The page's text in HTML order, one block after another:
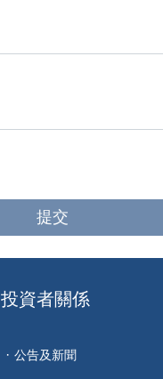
投資者關係
公告及新聞